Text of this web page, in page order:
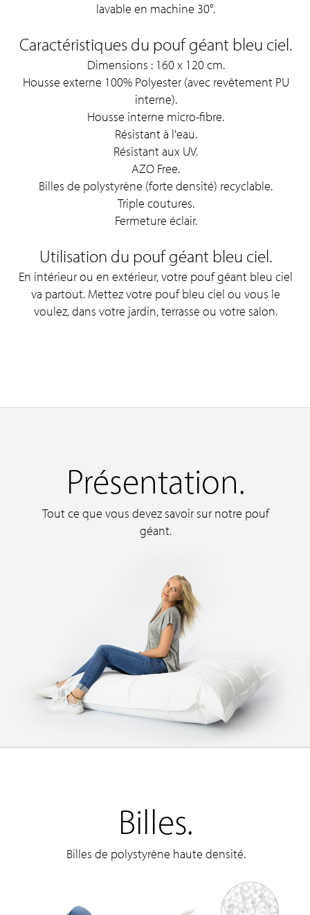
lavable en machine 30°.
Caractéristiques du pouf géant bleu ciel.
Dimensions : 160 x 120 cm.
Housse externe 100% Polyester (avec revêtement PU
interne).
Housse interne micro-fibre.
Résistant à l'eau.
Résistant aux UV.
AZO Free.
Billes de polystyrène (forte densité) recyclable.
Triple coutures.
Fermeture éclair.
Utilisation du pouf géant bleu ciel.
En intérieur ou en extérieur, votre pouf géant bleu ciel
va partout. Mettez votre pouf bleu ciel ou vous le
voulez, dans votre jardin, terrasse ou votre salon.
Présentation.
Tout ce que vous devez savoir sur notre pouf
géant.
Billes.
Billes de polystyrène haute densité.